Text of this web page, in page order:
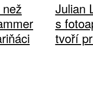
Julian
s
tvoří